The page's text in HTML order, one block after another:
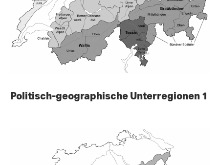
Politisch-geographische Unterregionen 1